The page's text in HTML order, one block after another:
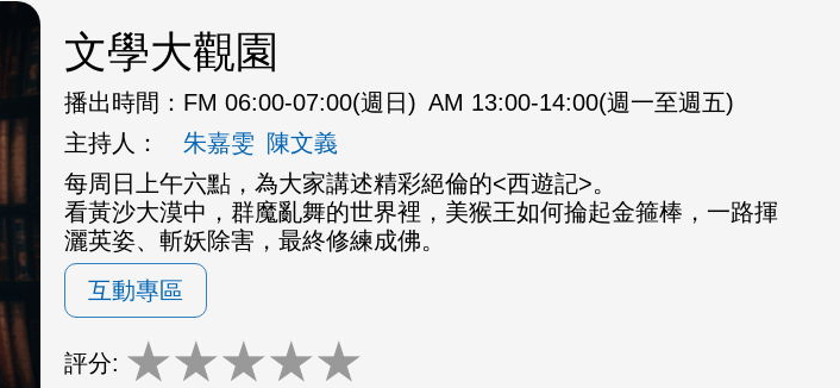
文學大觀園
播出時間： FM 06:00-07:00(週日) AM 13:00-14:00(週一至週五)
主持人：
朱嘉雯 陳文義
每周日上午六點，為大家講述精彩絕倫的<西遊記>。
看黃沙大漠中，群魔亂舞的世界裡，美猴王如何掄起金箍棒，一路揮
灑英姿、斬妖除害，最終修練成佛。
互動專區
評分: ★★★★★